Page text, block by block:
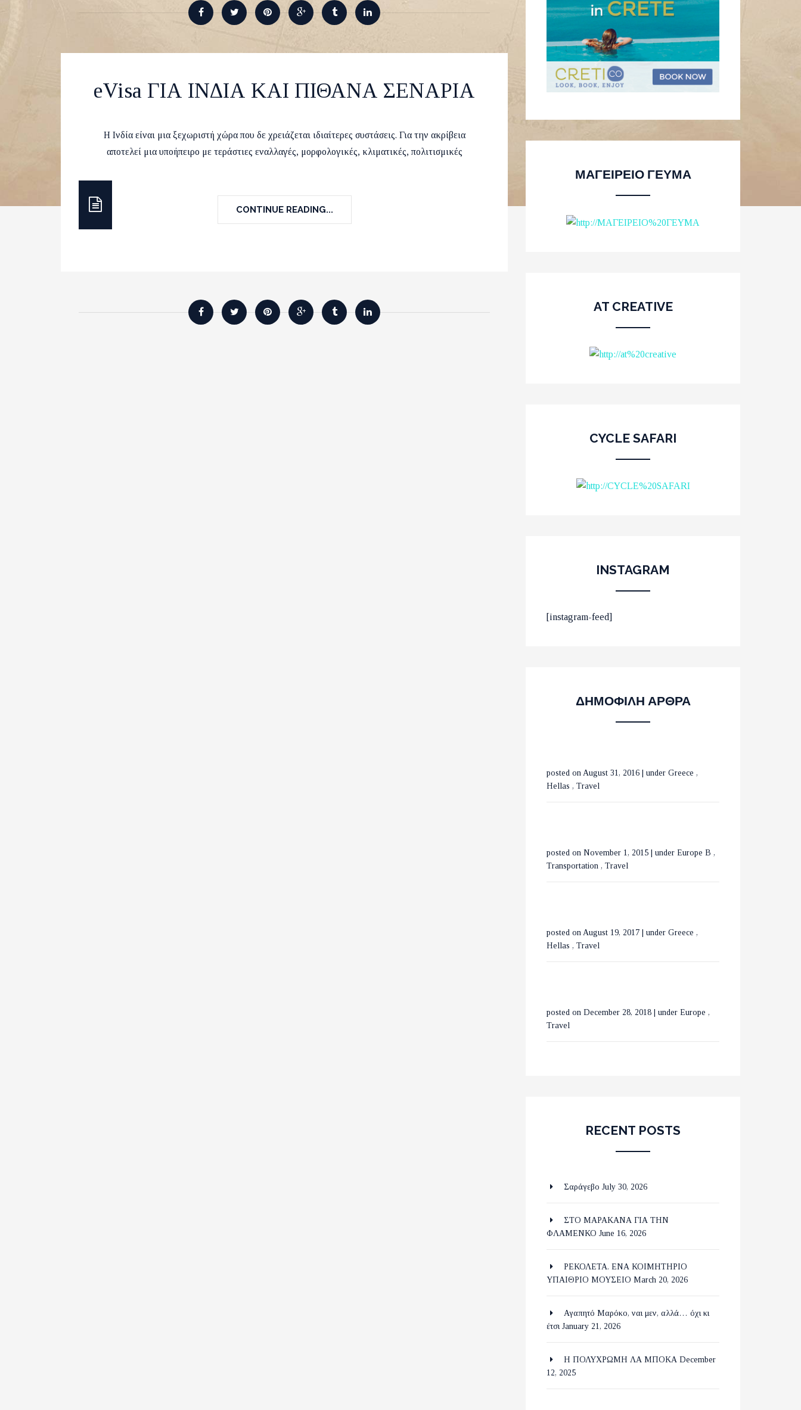
eVisa ΓΙΑ ΙΝΔΙΑ ΚΑΙ ΠΙΘΑΝΑ ΣΕΝΑΡΙΑ
Runvel 4 February 2018 Asia Tips&Thoughts Travel
Η Ινδία είναι μια ξεχωριστή χώρα που δε χρειάζεται ιδιαίτερες συστάσεις. Για την ακρίβεια
αποτελεί μια υποήπειρο με τεράστιες εναλλαγές, μορφολογικές, κλιματικές, πολιτισμικές
CONTINUE READING...
ΜΑΓΕΙΡΕΙΟ ΓΕΥΜΑ
AT CREATIVE
CYCLE SAFARI
INSTAGRAM
[instagram-feed]
ΔΗΜΟΦΙΛΗ ΑΡΘΡΑ
ΟΙ 10 ΟΜΟΡΦΟΤΕΡΕΣ
posted on August 31, 2016 under Greece ,
Hellas , Travel
ΜΕ ΤΡΕΝΑ ΣΕ ΒΕΛΓΙΟ
posted on November 1, 2015 under Europe B ,
Transportation , Travel
ΟΙ ΚΑΤΑΡΡΑΚΤΕΣ ΤΗΣ
posted on August 19, 2017 under Greece ,
Hellas , Travel
ΕΞΕΡΕΥΝΩΝΤΑΣ ΤΟ
posted on December 28, 2018 under Europe ,
Travel
RECENT POSTS
Σαράγεβο July 30, 2026
ΣΤΟ ΜΑΡΑΚΑΝΑ ΓΙΑ ΤΗΝ
ΦΛΑΜΕΝΚΟ June 16, 2026
ΡΕΚΟΛΕΤΑ. ΕΝΑ ΚΟΙΜΗΤΗΡΙΟ
ΥΠΑΙΘΡΙΟ ΜΟΥΣΕΙΟ March 20, 2026
Αγαπητό Μαρόκο, ναι μεν, αλλά… όχι κι
έτσι January 21, 2026
Η ΠΟΛΥΧΡΩΜΗ ΛΑ ΜΠΟΚΑ December
12, 2025